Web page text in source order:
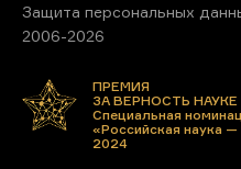
Защита персональных
2006-2026
ПРЕМИЯ
ЗА ВЕРНОСТЬ НАУКЕ
Специальная
«Российская наука
2024